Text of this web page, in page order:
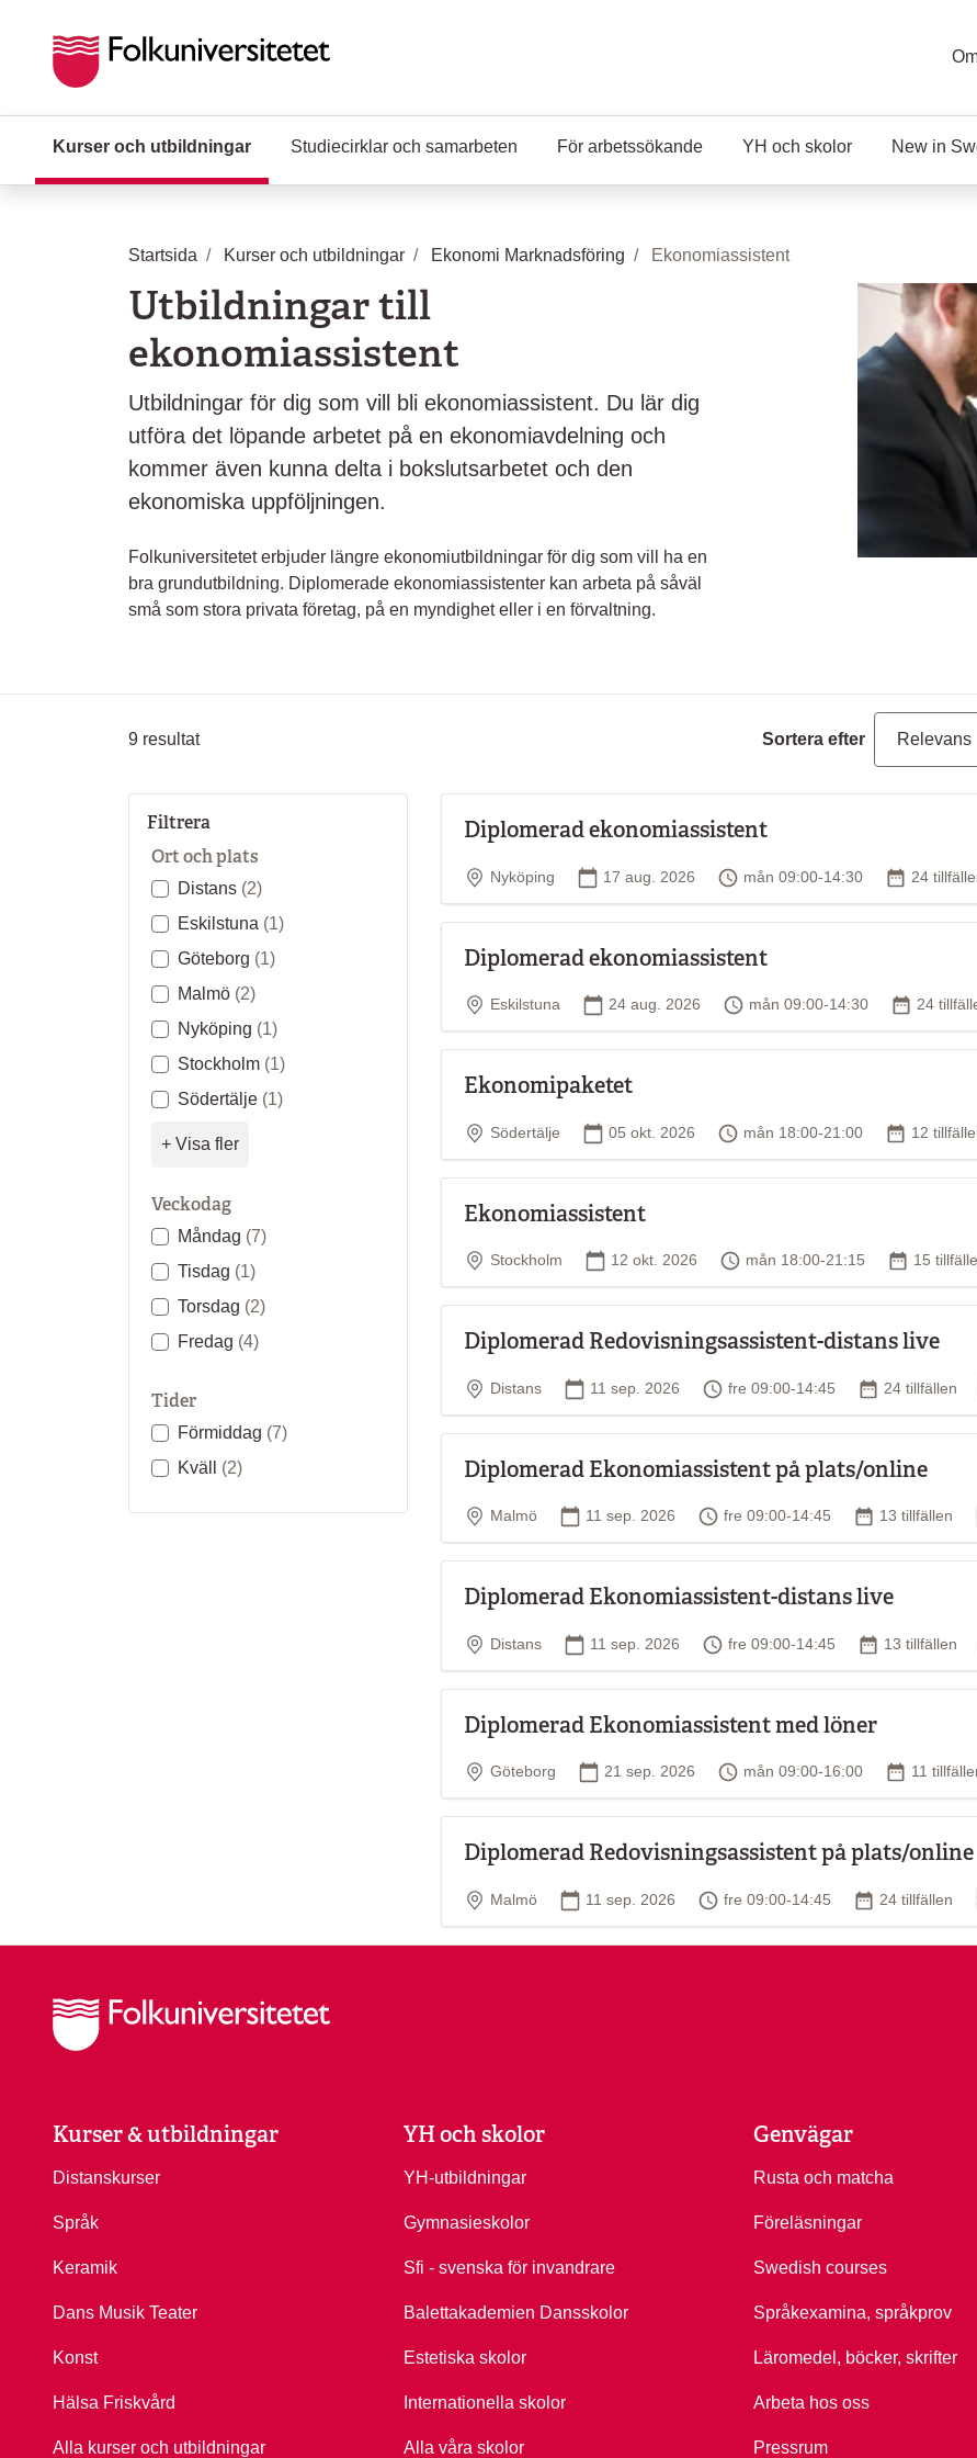
Kurser och utbildningar (Aktuell sida)
Studiecirklar och samarbeten För arbetssökande YH och skolor New in
Startsida Kurser och utbildningar Ekonomi Marknadsföring Ekonomiassistent
Utbildningar till
ekonomiassistent
Utbildningar för dig som vill bli ekonomiassistent. Du lär dig
utföra det löpande arbetet på en ekonomiavdelning och
kommer även kunna delta i bokslutsarbetet och den
ekonomiska uppföljningen.
Folkuniversitetet erbjuder längre ekonomiutbildningar för dig som vill ha en
bra grundutbildning. Diplomerade ekonomiassistenter kan arbeta på såväl
små som stora privata företag, på en myndighet eller i en förvaltning.
Sortera efter
9 resultat
Filtrera
Ort och plats
Distans (2)
Eskilstuna (1)
Göteborg (1)
Malmö (2)
Nyköping (1)
Stockholm (1)
Södertälje (1)
+ Visa fler
Veckodag
Måndag (7)
Tisdag (1)
Torsdag (2)
Fredag (4)
Tider
Förmiddag (7)
Kväll (2)
Diplomerad ekonomiassistent
Plats
Nyköping Startdatum
17 aug. 2026 Tid
mån 09:00-14:30 Antal
24
Diplomerad ekonomiassistent
Plats
Eskilstuna Startdatum
24 aug. 2026 Tid
mån 09:00-14:30 Antal
24
Ekonomipaketet
Plats
Södertälje Startdatum
05 okt. 2026 Tid
mån 18:00-21:00 Antal
12
Ekonomiassistent
Plats
Stockholm Startdatum
12 okt. 2026 Tid
mån 18:00-21:15 Antal
15
Diplomerad Redovisningsassistent-distans live
Plats
Distans Startdatum
11 sep. 2026 Tid
fre 09:00-14:45 Antal tillfällen
24 tillfällen
Diplomerad Ekonomiassistent på plats/online
Plats
Malmö Startdatum
11 sep. 2026 Tid
fre 09:00-14:45 Antal tillfällen
13 tillfällen
Diplomerad Ekonomiassistent-distans live
Plats
Distans Startdatum
11 sep. 2026 Tid
fre 09:00-14:45 Antal tillfällen
13 tillfällen
Diplomerad Ekonomiassistent med löner
Plats
Göteborg Startdatum
21 sep. 2026 Tid
mån 09:00-16:00 Antal
11
Diplomerad Redovisningsassistent på plats/online
Plats
Malmö Startdatum
11 sep. 2026 Tid
fre 09:00-14:45 Antal tillfällen
24 tillfällen
Kurser & utbildningar
Distanskurser
Språk
Keramik
Dans Musik Teater
Konst
Hälsa Friskvård
Alla kurser och utbildningar
YH och skolor
YH-utbildningar
Gymnasieskolor
Sfi - svenska för invandrare
Balettakademien Dansskolor
Estetiska skolor
Internationella skolor
Alla våra skolor
Genvägar
Rusta och matcha
Föreläsningar
Swedish courses
Språkexamina, språkprov
Läromedel, böcker, skrifter
Arbeta hos oss
Pressrum